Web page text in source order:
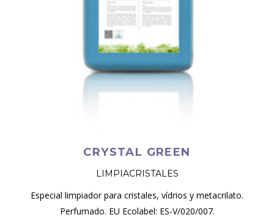
CRYSTAL GREEN
LIMPIACRISTALES
Especial limpiador para cristales, vídrios y metacrilato.
Perfumado. EU Ecolabel: ES-V/020/007.